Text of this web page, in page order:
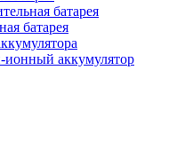
батарея
батарея
аккумулятор